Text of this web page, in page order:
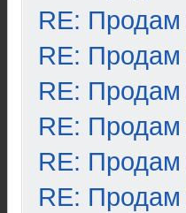
RE:
RE:
RE:
RE:
RE:
RE: